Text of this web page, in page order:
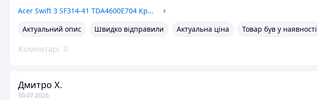
Acer Swift 3 SF314-41 TDA4600E704 Кришка, рамка матриці, корпус
Актуальний опис
Швидко відправили Актуальна ціна Товар був у наявності
Коментарі 0
Дмитро Х.
30.07.2026